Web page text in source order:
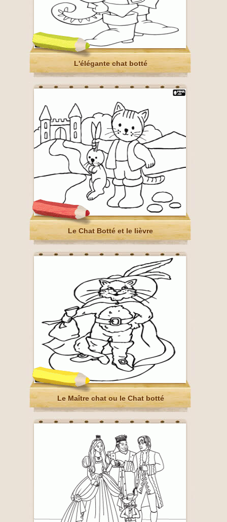
L'élégante chat botté
Le Chat Botté et le lièvre
Le Maître chat ou le Chat botté